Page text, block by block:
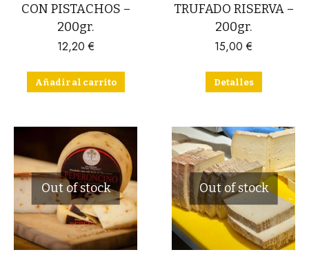
CON PISTACHOS –
200gr.
12,20€
Añadir al carrito
TRUFADO RISERVA –
200gr.
15,00€
Detalles
Out of stock Out of stock